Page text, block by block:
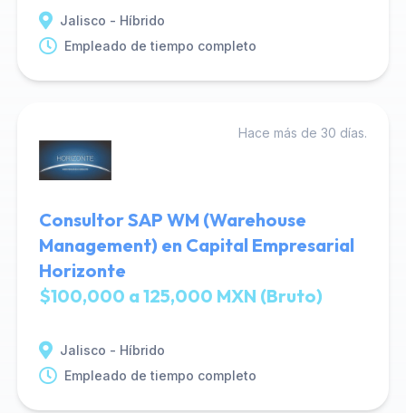
Jalisco - Híbrido
Empleado de tiempo completo
Hace más de 30 días.
Consultor SAP WM (Warehouse
Management) en Capital Empresarial
Horizonte
$100,000 a 125,000 MXN (Bruto)
Jalisco - Híbrido
Empleado de tiempo completo